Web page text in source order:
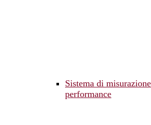
Sistema di
performance